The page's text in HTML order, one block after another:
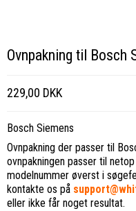
Ovnpakning til Bosch
229,00 DKK
Bosch Siemens
Ovnpakning der passer til
ovnpakningen passer til
modelnummer øverst i
kontakte os på
eller ikke får noget resultat.